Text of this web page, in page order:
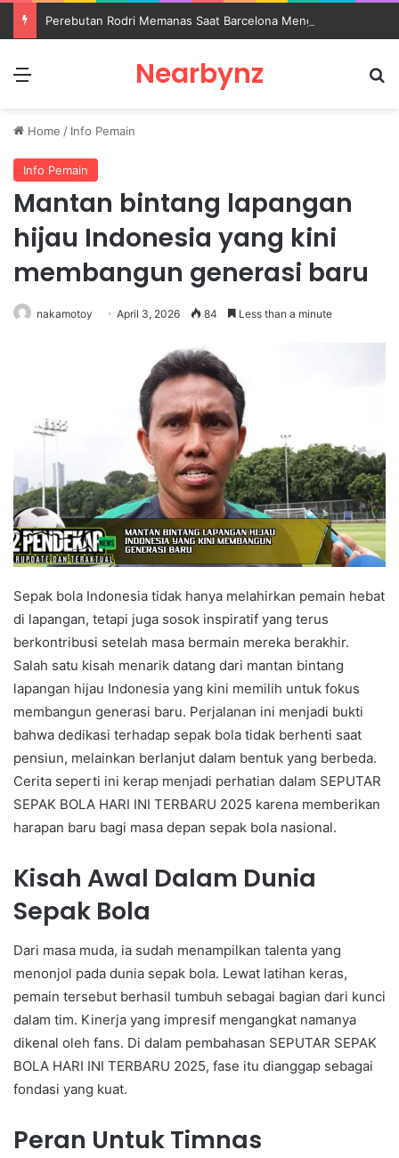
Nearbynz
Home / Info Pemain
Info Pemain
Mantan bintang lapangan
hijau Indonesia yang kini
membangun generasi baru
nakamotoy April 3, 2026 84 Less than a minute
Sepak bola Indonesia tidak hanya melahirkan pemain hebat
di lapangan, tetapi juga sosok inspiratif yang terus
berkontribusi setelah masa bermain mereka berakhir.
Salah satu kisah menarik datang dari mantan bintang
lapangan hijau Indonesia yang kini memilih untuk fokus
membangun generasi baru. Perjalanan ini menjadi bukti
bahwa dedikasi terhadap sepak bola tidak berhenti saat
pensiun, melainkan berlanjut dalam bentuk yang berbeda.
Cerita seperti ini kerap menjadi perhatian dalam SEPUTAR
SEPAK BOLA HARI INI TERBARU 2025 karena memberikan
harapan baru bagi masa depan sepak bola nasional.
Kisah Awal Dalam Dunia
Sepak Bola
Dari masa muda, ia sudah menampilkan talenta yang
menonjol pada dunia sepak bola. Lewat latihan keras,
pemain tersebut berhasil tumbuh sebagai bagian dari kunci
dalam tim. Kinerja yang impresif mengangkat namanya
dikenal oleh fans. Di dalam pembahasan SEPUTAR SEPAK
BOLA HARI INI TERBARU 2025, fase itu dianggap sebagai
fondasi yang kuat.
Peran Untuk Timnas